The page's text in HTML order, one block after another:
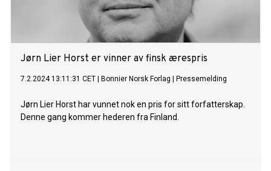
Jørn Lier Horst er vinner av finsk ærespris
7.2.2024 13:11:31 CET Bonnier Norsk Forlag Pressemelding
Jørn Lier Horst har vunnet nok en pris for sitt forfatterskap.
Denne gang kommer hederen fra Finland.